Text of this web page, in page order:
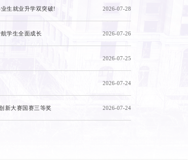
大学生新一代信息通信科技大赛中斩获佳绩
息通信科技大赛赛事圆满收官，由我校人工智能学院富佳佳、计
生就业升学双突破! 2026-07-28
学生全面成长 2026-07-26
2026-07-25
2026-07-24
新大赛国赛三等奖 2026-07-24